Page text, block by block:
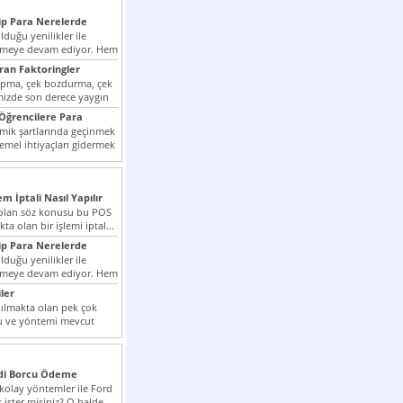
Para Nerelerde
yenilikler ile
devam ediyor. Hem
arttırmak hem...
Faktoringler
çek bozdurma, çek
son derece yaygın
Para
şartlarında geçinmek
ihtiyaçları gidermek
olmak...
İptali Nasıl Yapılır
söz konusu bu POS
olan bir işlemi iptal...
Para Nerelerde
yenilikler ile
devam ediyor. Hem
arttırmak hem...
olan pek çok
ve yöntemi mevcut
bunlar...
Borcu Ödeme
yöntemler ile Ford